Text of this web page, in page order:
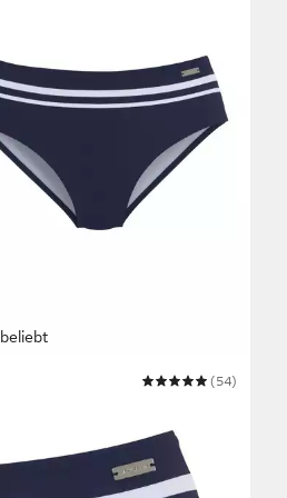
(54)